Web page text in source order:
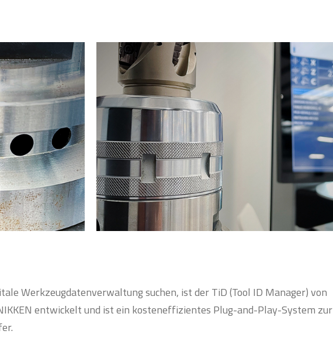
Werkzeugdatenverwaltung suchen, ist der TiD (Tool ID Manager) von
entwickelt und ist ein kosteneffizientes Plug-and-Play-System zur